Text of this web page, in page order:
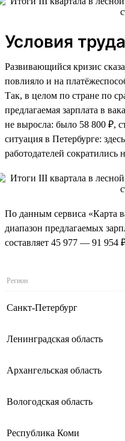
Условия труда
Развивающийся кризис
повлияло и на
Так, в целом по стране по
предлагаемая зарплата в
не выросла: было 58 800 ₽,
ситуация в Петербурге:
работодателей
По данным сервиса «Карта
диапазон предлагаемых
составляет 45 977 — 91 954
Регион
Санкт-Петербург
Ленинградская область
Архангельская область
Вологодская область
Республика Коми